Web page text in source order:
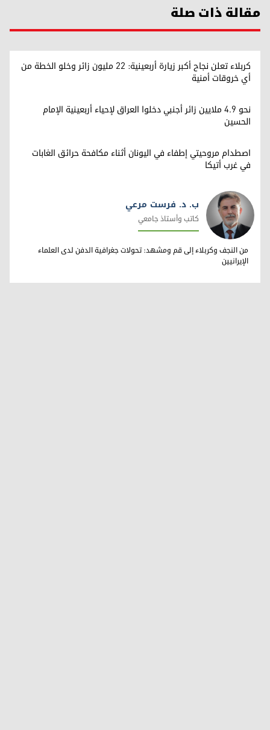
مقالة ذات صلة
كربلاء تعلن نجاح أكبر زيارة أربعينية: 22 مليون زائر وخلو الخطة من
أي خروقات أمنية
نحو 4.9 ملايين زائر أجنبي دخلوا العراق لإحياء أربعينية الإمام
الحسين
اصطدام مروحيتي إطفاء في اليونان أثناء مكافحة حرائق الغابات
في غرب أتيكا
ب. د. فرست مرعي
ب. د. فرست مرعي
كاتب وأستاذ جامعي
من النجف وكربلاء إلى قم ومشهد: تحولات جغرافية الدفن لدى العلماء
الإيرانيين